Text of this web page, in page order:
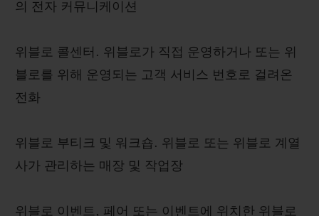
의 전자 커뮤니케이션
위블로 콜센터. 위블로가 직접 운영하거나 또는 위
블로를 위해 운영되는 고객 서비스 번호로 걸려온
전화
위블로 부티크 및 워크숍. 위블로 또는 위블로 계열
사가 관리하는 매장 및 작업장
위블로 이벤트, 페어 또는 이벤트에 위치한 위블로